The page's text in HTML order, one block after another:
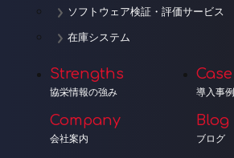
ソフトウェア検証・評価サービス
在庫システム
Strengths
協栄情報の強み
Company
会社案内
Case
導入事例
Blog
ブログ